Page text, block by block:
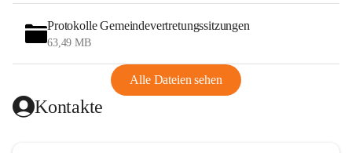
Protokolle Gemeindevertretungssitzungen
63,49 MB
Alle Dateien sehen
Kontakte